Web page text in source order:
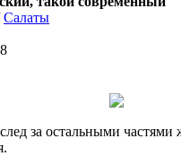
Салаты
за остальными частями